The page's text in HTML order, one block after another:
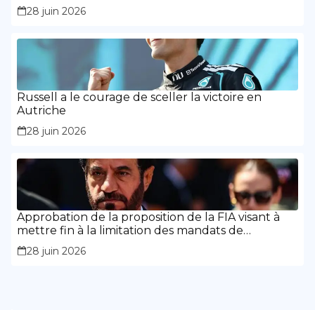
28 juin 2026
Russell a le courage de sceller la victoire en
Autriche
28 juin 2026
Approbation de la proposition de la FIA visant à
mettre fin à la limitation des mandats de
présidence
28 juin 2026